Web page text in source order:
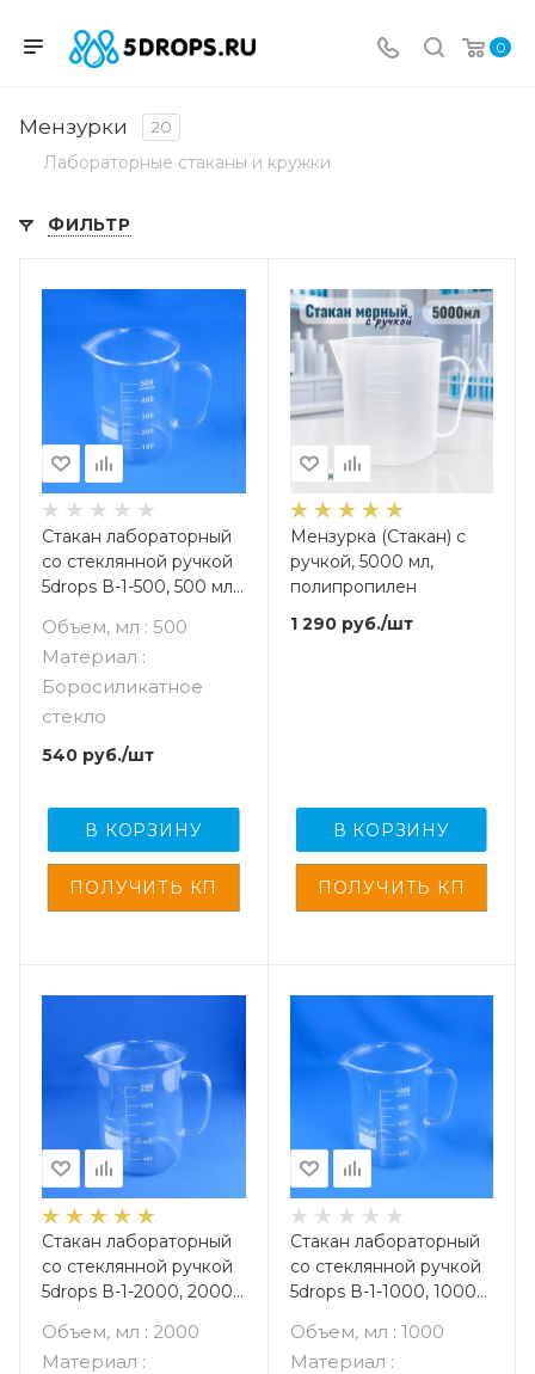
0
Мензурки 20
Лабораторные стаканы и кружки
ФИЛЬТР
Стакан лабораторный
со стеклянной ручкой
5drops В-1-500, 500 мл,
градуированный
Объем, мл : 500
Материал :
Боросиликатное
стекло
540 руб./шт
В КОРЗИНУ
Мензурка (Стакан) с
ручкой, 5000 мл,
полипропилен
1 290руб./шт
В КОРЗИНУ
Стакан лабораторный
со стеклянной ручкой
5drops В-1-2000, 2000
градуированный
Объем, мл : 2000
Материал :
Стакан лабораторный
со стеклянной ручкой
5drops В-1-1000, 1000
градуированный
Объем, мл : 1000
Материал :